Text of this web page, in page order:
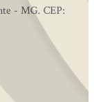
- MG. CEP: